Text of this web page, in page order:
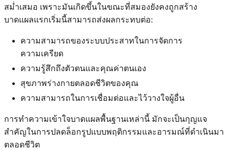
สม่ำเสมอ เพราะมันเกิดขึ้นในขณะที่สมองยังคงถูกสร้าง
บาดแผลแรกเริ่มนี้สามารถส่งผลกระทบต่อ:
ความสามารถของระบบประสาทในการจัดการ
ความเครียด
ความรู้สึกถึงตัวตนและคุณค่าตนเอง
สุขภาพร่างกายตลอดชีวิตของคุณ
ความสามารถในการเชื่อมต่อและไว้วางใจผู้อื่น
การทำความเข้าใจบาดแผลพื้นฐานเหล่านี้ มักจะเป็นกุญแจ
สำคัญในการปลดล็อกรูปแบบพฤติกรรมและอารมณ์ที่ดำเนินมา
ตลอดชีวิต